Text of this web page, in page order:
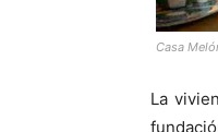
Casa
La